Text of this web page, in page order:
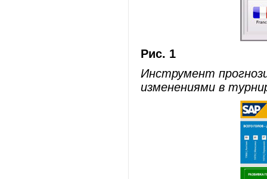
Рис. 1
Инструмент
изменениями в